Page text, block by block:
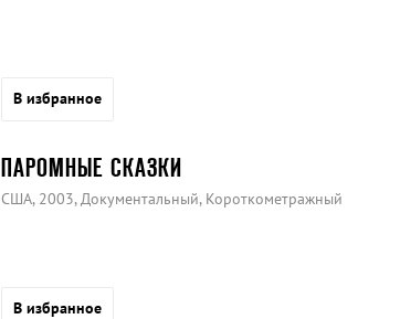
В избранное
ПАРОМНЫЕ СКАЗКИ
США, 2003, Документальный, Короткометражный
В избранное